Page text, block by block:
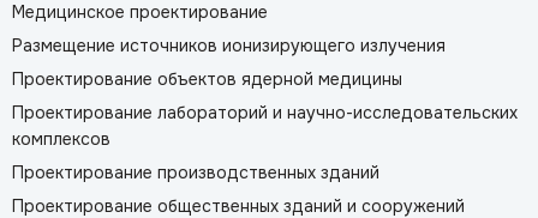
Медицинское проектирование
Размещение источников ионизирующего излучения
Проектирование объектов ядерной медицины
Проектирование лабораторий и научно-исследовательских
комплексов
Проектирование производственных зданий
Проектирование общественных зданий и сооружений